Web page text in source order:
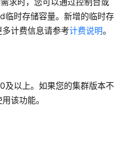
时存储容量。新增的临时存
计费信息请参考计费说明。
以上。如果您的集群版本不
该功能。